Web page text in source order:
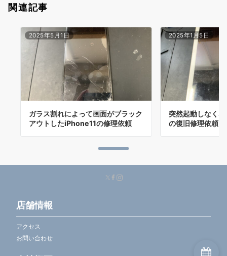
関連記事
2025年5月1日
ガラス割れによって画面がブラック
アウトしたiPhone11の修理依頼
2025年1月5日
突然起動しなく
の復旧修理依頼
店舗情報
アクセス
お問い合わせ